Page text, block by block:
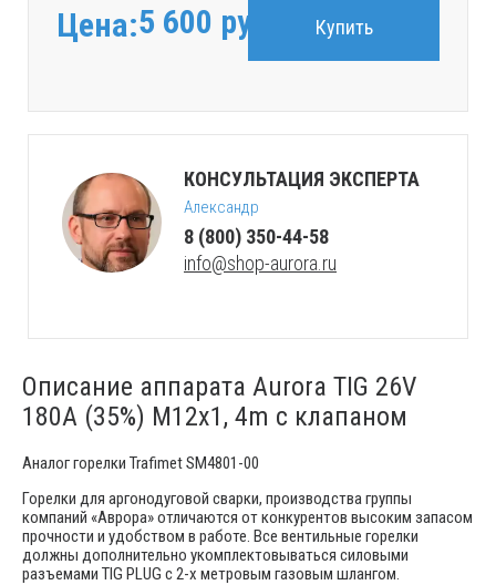
Цена:5 600 руб. Купить
КОНСУЛЬТАЦИЯ ЭКСПЕРТА
Александр
8 (800) 350-44-58
info@shop-aurora.ru
Описание аппарата Aurora TIG 26V
180A (35%) M12x1, 4m с клапаном
Аналог горелки Trafimet SM4801-00
Горелки для аргонодуговой сварки, производства группы
компаний «Аврора» отличаются от конкурентов высоким запасом
прочности и удобством в работе. Все вентильные горелки
должны дополнительно укомплектовываться силовыми
разъемами TIG PLUG с 2-х метровым газовым шлангом.